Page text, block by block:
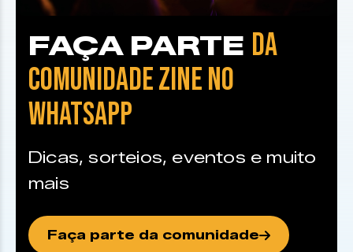
FAÇA PARTE DA
COMUNIDADE ZINE NO
WHATSAPP
Dicas, sorteios, eventos e muito
mais
Faça parte da comunidade